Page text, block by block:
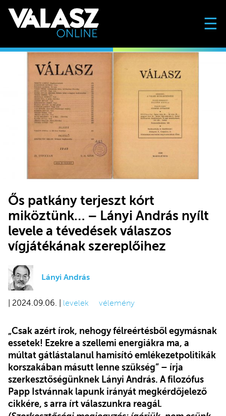
☰
Ős patkány terjeszt kórt
miköztünk… – Lányi András nyílt
levele a tévedések válaszos
vígjátékának szereplőihez
Lányi András
| 2024.09.06. | levelek vélemény
„Csak azért írok, nehogy félreértésből egymásnak
essetek! Ezekre a szellemi energiákra ma, a
múltat gátlástalanul hamisító emlékezetpolitikák
korszakában másutt lenne szükség” – írja
szerkesztőségünknek Lányi András. A filozófus
Papp Istvánnak lapunk irányát megkérdőjelező
cikkére, s arra írt válaszunkra reagál.